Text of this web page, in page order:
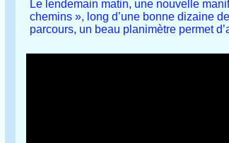
Le lendemain matin, une nouvelle
chemins », long d’une bonne dizaine
parcours, un beau planimètre permet